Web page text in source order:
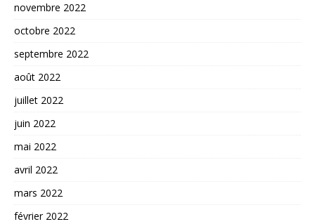
novembre 2022
octobre 2022
septembre 2022
août 2022
juillet 2022
juin 2022
mai 2022
avril 2022
mars 2022
février 2022